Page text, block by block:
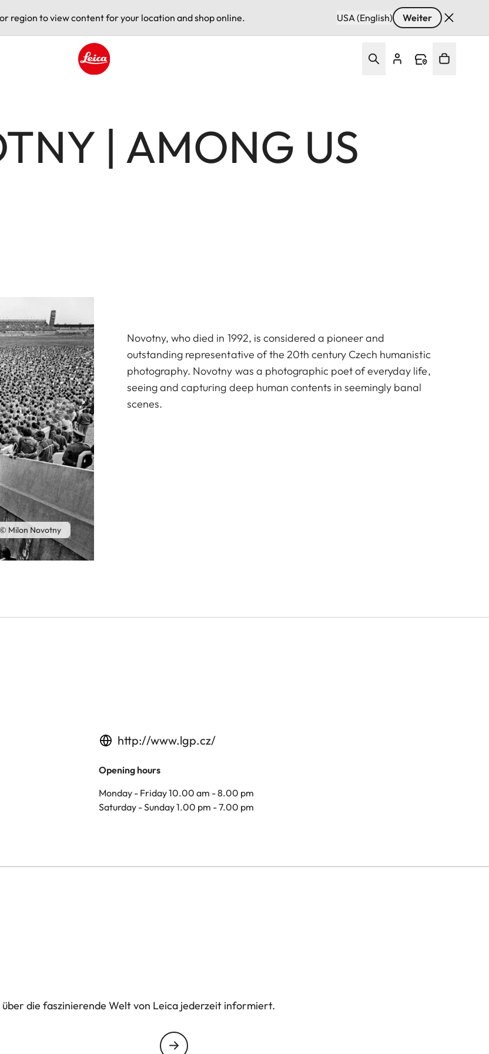
region to view content for your location and shop online. USA (English) Weiter
| AMONG US
Milon Novotny
Novotny, who died in 1992, is considered a pioneer and
outstanding representative of the 20th century Czech humanistic
photography. Novotny was a photographic poet of everyday life,
seeing and capturing deep human contents in seemingly banal
scenes.
http://www.lgp.cz/
Opening hours
Monday - Friday 10.00 am - 8.00 pm
Saturday - Sunday 1.00 pm - 7.00 pm
die faszinierende Welt von Leica jederzeit informiert.